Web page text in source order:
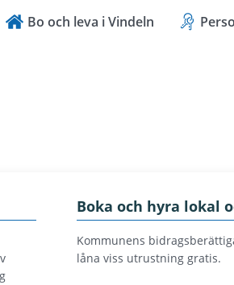
Bo och leva i Vindeln
Boka och hyra lokal
Kommunens
låna viss utrustning gratis.